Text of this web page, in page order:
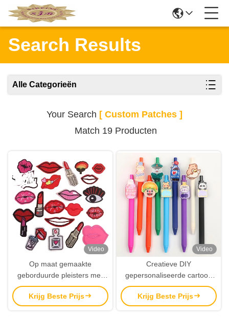
Search Results
Alle Categorieën
Your Search [ Custom Patches ]
Match 19 Producten
Video
Op maat gemaakte
geborduurde pleisters met
meerdere aanhangsels voor
evenementen souvenirs en
promotionele cadeautjes
Krijg Beste Prijs
Video
Creatieve DIY
gepersonaliseerde cartoon
anime acryl gelpen uniek
patchontwerp rubberen
metalen handtekeningpen
Krijg Beste Prijs